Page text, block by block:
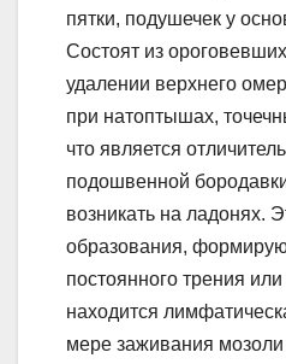
пятки, подушечек у
Состоят из
удалении верхнего
при натоптышах,
что является
подошвенной
возникать на ладонях.
образования,
постоянного трения
находится
мере заживания мозоли